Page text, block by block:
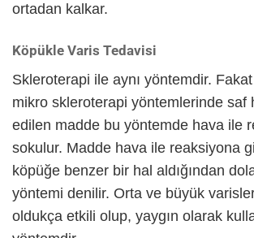
ortadan kalkar.
Köpükle Varis Tedavisi
Skleroterapi ile aynı yöntemdir.
mikro skleroterapi yöntemlerinde saf
edilen madde bu yöntemde hava ile
sokulur. Madde hava ile reaksiyona
köpüğe benzer bir hal aldığından
yöntemi denilir. Orta ve büyük
oldukça etkili olup, yaygın olarak